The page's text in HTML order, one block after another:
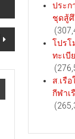
ประก
ชุดสู้ศึ
โปรโ
ทะเบี
ส.เรื
กีฬาเ